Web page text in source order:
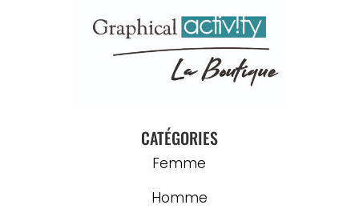
CATÉGORIES
Femme
Homme